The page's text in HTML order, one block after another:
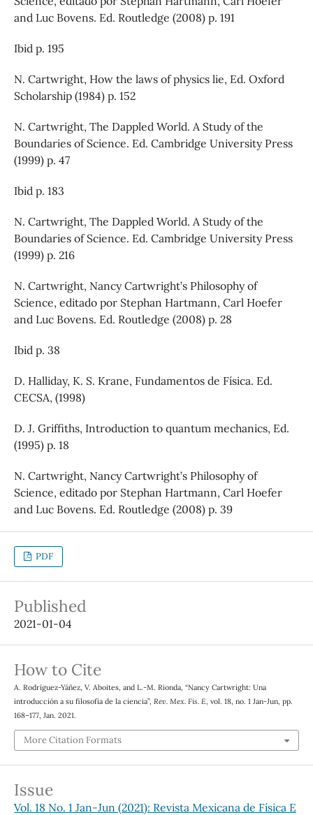
and Luc Bovens. Ed. Routledge (2008) p. 191
Ibid p. 195
N. Cartwright, How the laws of physics lie, Ed. Oxford
Scholarship (1984) p. 152
N. Cartwright, The Dappled World. A Study of the
Boundaries of Science. Ed. Cambridge University Press
(1999) p. 47
Ibid p. 183
N. Cartwright, The Dappled World. A Study of the
Boundaries of Science. Ed. Cambridge University Press
(1999) p. 216
N. Cartwright, Nancy Cartwright’s Philosophy of
Science, editado por Stephan Hartmann, Carl Hoefer
and Luc Bovens. Ed. Routledge (2008) p. 28
Ibid p. 38
D. Halliday, K. S. Krane, Fundamentos de Física. Ed.
CECSA, (1998)
D. J. Griffiths, Introduction to quantum mechanics, Ed.
(1995) p. 18
N. Cartwright, Nancy Cartwright’s Philosophy of
Science, editado por Stephan Hartmann, Carl Hoefer
and Luc Bovens. Ed. Routledge (2008) p. 39
PDF
Published
2021-01-04
How to Cite
A. Rodríguez-Yáñez, V. Aboites, and L.-M. Rionda, “Nancy Cartwright: Una
introducción a su filosofía de la ciencia”, Rev. Mex. Fis. E, vol. 18, no. 1 Jan-Jun, pp.
168–177, Jan. 2021.
More Citation Formats
Issue
Vol. 18 No. 1 Jan-Jun (2021): Revista Mexicana de Física E